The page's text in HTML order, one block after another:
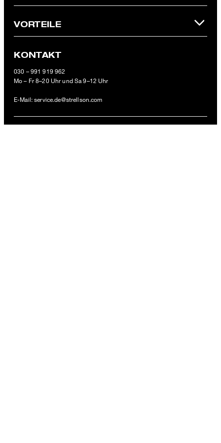
Geldbörse Blackwall Billfold, cognac
49,95 €
inkl. MwSt
VORTEILE
KONTAKT
030 – 991 919 962
Mo – Fr 8–20 Uhr und Sa 9–12 Uhr
E-Mail:service.de@strellson.com